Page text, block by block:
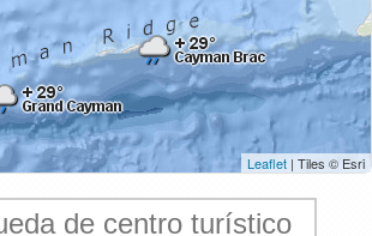
Leaflet | Tiles © Esri